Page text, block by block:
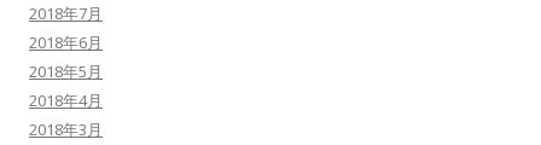
2018年7月
2018年6月
2018年5月
2018年4月
2018年3月